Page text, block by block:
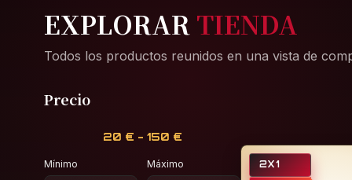
EXPLORAR TIENDA
Todos los productos reunidos en una vista de
Precio
20 € - 150 €
Mínimo Máximo 2X1